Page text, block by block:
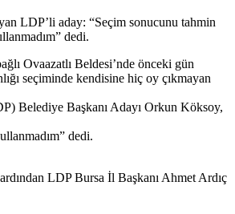
LDP’li aday: “Seçim sonucunu tahmin
dedi.
Ovaazatlı Beldesi’nde önceki gün
seçiminde kendisine hiç oy çıkmayan
Belediye Başkanı Adayı Orkun Köksoy,
dedi.
ardından LDP Bursa İl Başkanı Ahmet Ardıç